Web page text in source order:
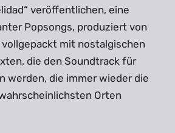
veröffentlichen, eine
Popsongs, produziert von
mit nostalgischen
die den Soundtrack für
werden, die immer wieder die
Orten